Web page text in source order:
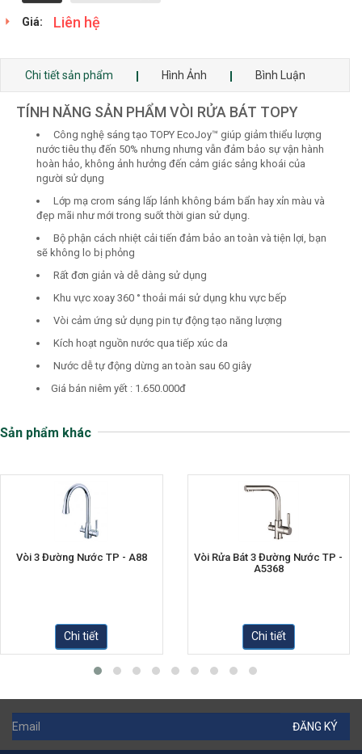
Giá: Liên hệ
Chi tiết sản phẩm Hình Ảnh Bình Luận
TÍNH NĂNG SẢN PHẨM VÒI RỬA BÁT TOPY
Công nghệ sáng tạo TOPY EcoJoy™ giúp giảm thiểu lượng
nước tiêu thụ đến 50% nhưng nhưng vẫn đảm bảo sự vận hành
hoàn hảo, không ảnh hưởng đến cảm giác sảng khoái của
người sử dụng
Lớp mạ crom sáng lấp lánh không bám bẩn hay xỉn màu và
đẹp mãi như mới trong suốt thời gian sử dụng.
Bộ phận cách nhiệt cải tiến đảm bảo an toàn và tiện lợi, bạn
sẽ không lo bị phỏng
Rất đơn giản và dễ dàng sử dụng
Khu vực xoay 360 ° thoải mái sử dụng khu vực bếp
Vòi cảm ứng sử dụng pin tự động tạo năng lượng
Kích hoạt nguồn nước qua tiếp xúc da
Nước dễ tự động dừng an toàn sau 60 giây
Giá bán niêm yết : 1.650.000đ
Sản phẩm khác
Vòi 3 Đường Nước TP - A88
Chi tiết
Vòi Rửa Bát 3 Đường Nước TP -
A5368
Chi tiết
ĐĂNG KÝ